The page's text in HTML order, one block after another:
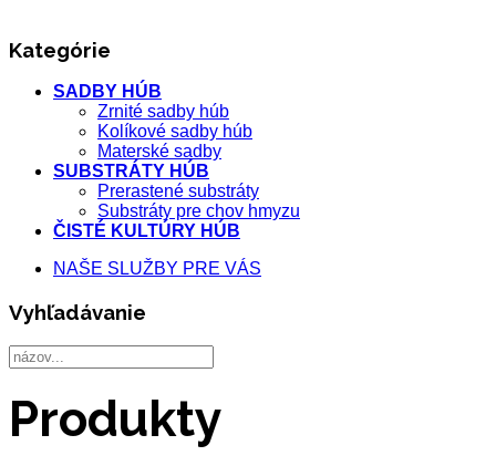
Kategórie
SADBY HÚB
Zrnité sadby húb
Kolíkové sadby húb
Materské sadby
SUBSTRÁTY HÚB
Prerastené substráty
Substráty pre chov hmyzu
ČISTÉ KULTÚRY HÚB
NAŠE SLUŽBY PRE VÁS
Vyhľadávanie
Produkty